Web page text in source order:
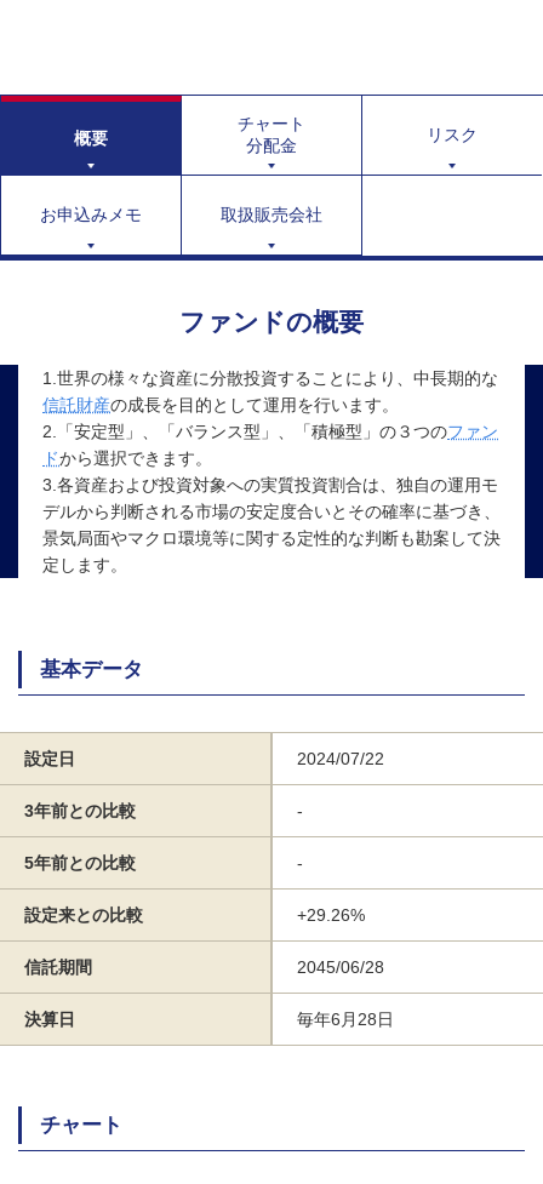
概要
チャート
分配金
リスク
お申込みメモ 取扱販売会社
ファンドの概要
1.世界の様々な資産に分散投資することにより、中長期的な
信託財産の成長を目的として運用を行います。
2.「安定型」、「バランス型」、「積極型」の３つのファン
ドから選択できます。
3.各資産および投資対象への実質投資割合は、独自の運用モ
デルから判断される市場の安定度合いとその確率に基づき、
景気局面やマクロ環境等に関する定性的な判断も勘案して決
定します。
基本データ
設定日 2024/07/22
3年前との比較 -
5年前との比較 -
設定来との比較 +29.26%
信託期間 2045/06/28
決算日 毎年6月28日
チャート